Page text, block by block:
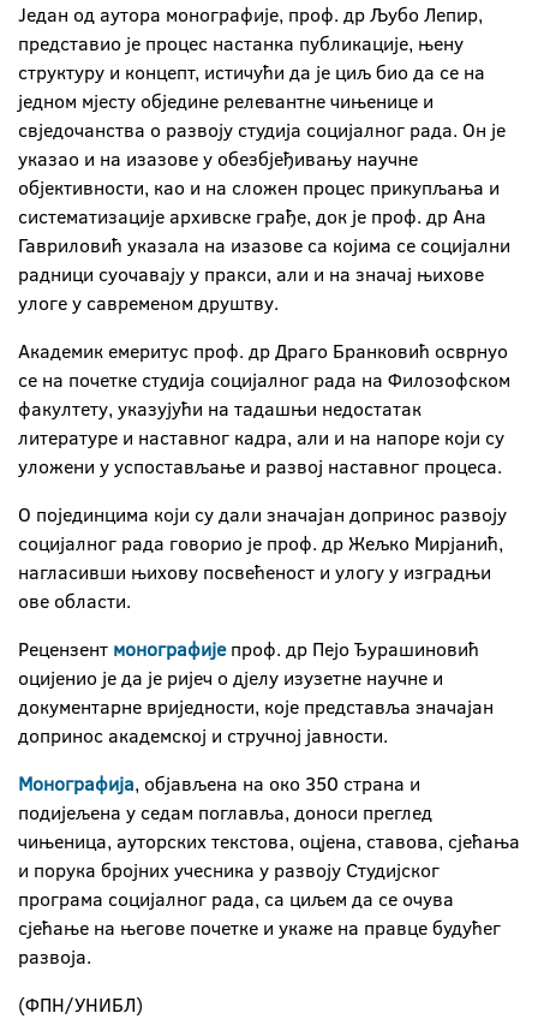
Један од аутора монографије, проф. др Љубо Лепир,
представио је процес настанка публикације, њену
структуру и концепт, истичући да је циљ био да се на
једном мјесту обједине релевантне чињенице и
свједочанства о развоју студија социјалног рада. Он је
указао и на изазове у обезбјеђивању научне
објективности, као и на сложен процес прикупљања и
систематизације архивске грађе, док је проф. др Ана
Гавриловић указала на изазове са којима се социјални
радници суочавају у пракси, али и на значај њихове
улоге у савременом друштву.
Академик емеритус проф. др Драго Бранковић осврнуо
се на почетке студија социјалног рада на Филозофском
факултету, указујући на тадашњи недостатак
литературе и наставног кадра, али и на напоре који су
уложени у успостављање и развој наставног процеса.
О појединцима који су дали значајан допринос развоју
социјалног рада говорио је проф. др Жељко Мирјанић,
нагласивши њихову посвећеност и улогу у изградњи
ове области.
Рецензент монографијепроф. др Пејо Ђурашиновић
оцијенио је да је ријеч о дјелу изузетне научне и
документарне вриједности, које представља значајан
допринос академској и стручној јавности.
Монографија, објављена на око 350 страна и
подијељена у седам поглавља, доноси преглед
чињеница, ауторских текстова, оцјена, ставова, сјећања
и порука бројних учесника у развоју Студијског
програма социјалног рада, са циљем да се очува
сјећање на његове почетке и укаже на правце будућег
развоја.
(ФПН/УНИБЛ)